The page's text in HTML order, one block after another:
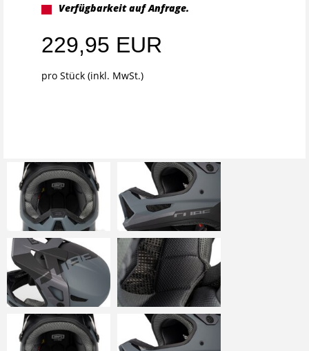
Verfügbarkeit auf Anfrage.
229,95 EUR
pro Stück (inkl. MwSt.)